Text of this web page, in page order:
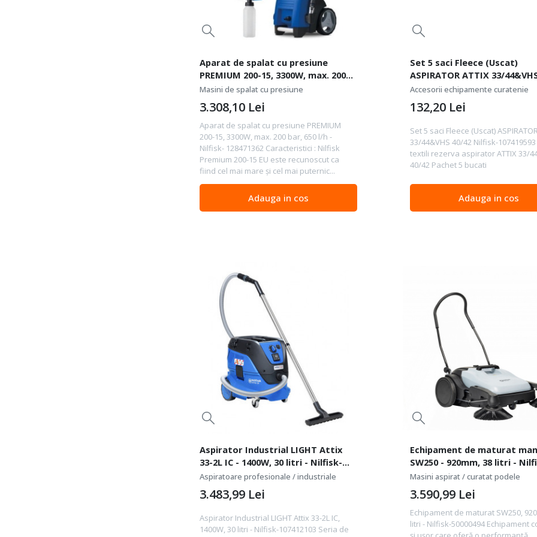
Aparat de spalat cu presiune
PREMIUM 200-15, 3300W, max. 200
bar, 650 l/h - Nilfisk-128471362
Masini de spalat cu presiune
Aparat de spalat cu presiune PREMIUM
200-15, 3300W, max. 200 bar, 650 l/h -
Nilfisk- 128471362 Caracteristici : Nilfisk
Premium 200-15 EU este recunoscut ca
fiind cel mai mare și cel mai puternic...
3.308,10 Lei
Adauga in cos
Set 5 saci Fleece (Uscat)
ASPIRATOR ATTIX 33/
Nilfisk-107419593
Accesorii echipamente curatenie
Set 5 saci Fleece (Uscat)
33/44&VHS 40/42 Nilfisk-107419593
textili rezerva aspirator ATTIX 33/
40/42 Pachet 5 bucati
132,20 Lei
Adauga in cos
Aspirator Industrial LIGHT Attix
33-2L IC - 1400W, 30 litri - Nilfisk-
107412103
Aspiratoare profesionale / industriale
Aspirator Industrial LIGHT Attix 33-2L IC,
1400W, 30 litri - Nilfisk-107412103 Seria de
3.483,99 Lei
Echipament de maturat
SW250 - 920mm, 38 litri -
50000494
Masini aspirat / curatat podele
Echipament de maturat SW250,
litri - Nilfisk-50000494 Echipament
3.590,99 Lei